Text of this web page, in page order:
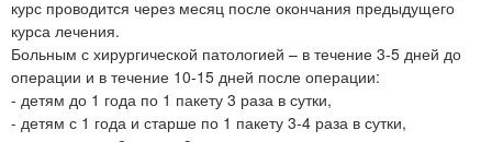
курс проводится через месяц после окончания предыдущего
курса лечения.
Больным с хирургической патологией – в течение 3-5 дней до
операции и в течение 10-15 дней после операции:
- детям до 1 года по 1 пакету 3 раза в сутки,
- детям с 1 года и старше по 1 пакету 3-4 раза в сутки,